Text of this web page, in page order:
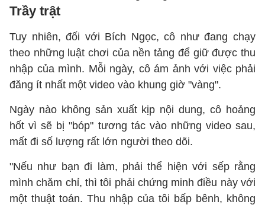
Trầy trật
Tuy nhiên, đối với Bích Ngọc, cô như đang chạy
theo những luật chơi của nền tảng để giữ được thu
nhập của mình. Mỗi ngày, cô ám ảnh với việc phải
đăng ít nhất một video vào khung giờ "vàng".
Ngày nào không sản xuất kịp nội dung, cô hoảng
hốt vì sẽ bị "bóp" tương tác vào những video sau,
mất đi số lượng rất lớn người theo dõi.
"Nếu như bạn đi làm, phải thể hiện với sếp rằng
mình chăm chỉ, thì tôi phải chứng minh điều này với
một thuật toán. Thu nhập của tôi bấp bênh, không